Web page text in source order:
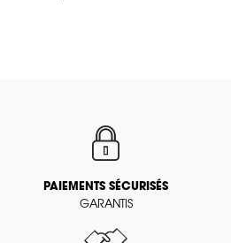
PAIEMENTS SÉCURISÉS
GARANTIS